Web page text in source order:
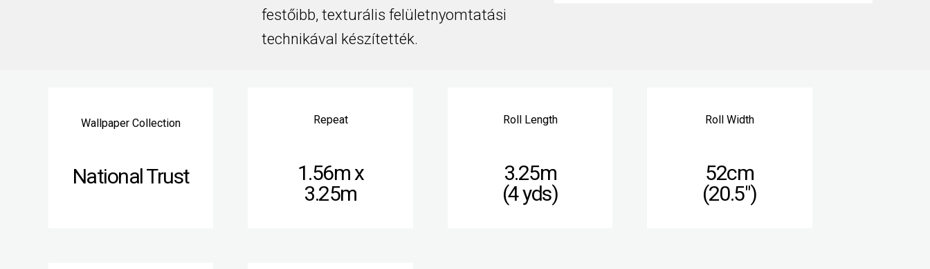
festőibb, texturális felületnyomtatási
technikával készítették.
Wallpaper Collection
National Trust
Repeat
1.56m x
3.25m
Roll Length
3.25m
(4 yds)
Roll Width
52cm
(20.5″)